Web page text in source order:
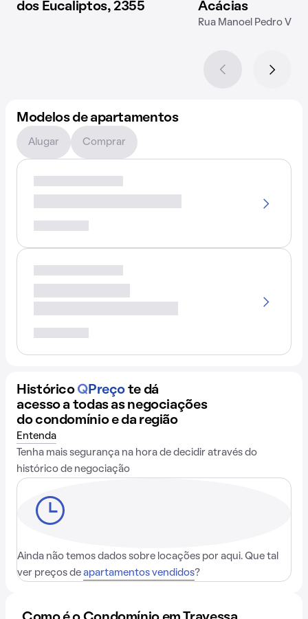
dos Eucaliptos, 2355
Acácias
Rua Manoel Pedro
Modelos de apartamentos
Alugar Comprar
Histórico QPreço te dá
acesso a todas as negociações
do condomínio e da região
Entenda
Tenha mais segurança na hora de decidir através do
histórico de negociação
Ainda não temos dados sobre locações por aqui. Que tal
ver preços de apartamentos vendidos?